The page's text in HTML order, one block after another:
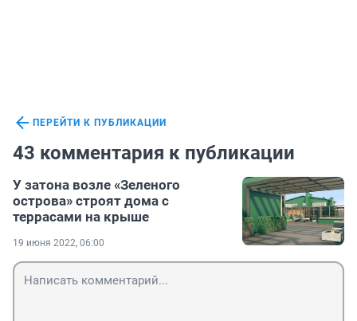
ПЕРЕЙТИ К ПУБЛИКАЦИИ
43 комментария к публикации
У затона возле «Зеленого
острова» строят дома с
террасами на крыше
19 июня 2022, 06:00